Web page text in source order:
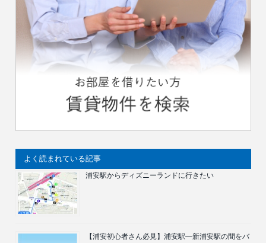
よく読まれている記事
浦安駅からディズニーランドに行きたい
【浦安初心者さん必見】浦安駅―新浦安駅の間をバ